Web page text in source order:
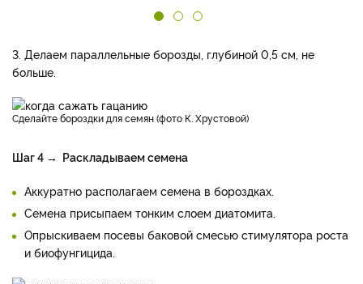
3. Делаем параллельные борозды, глубиной 0,5 см, не
больше.
Сделайте бороздки для семян (фото К. Хрустовой)
Шаг 4 → Раскладываем семена
Аккуратно располагаем семена в бороздках.
Семена присыпаем тонким слоем диатомита.
Опрыскиваем посевы баковой смесью стимулятора роста
и биофунгицида.